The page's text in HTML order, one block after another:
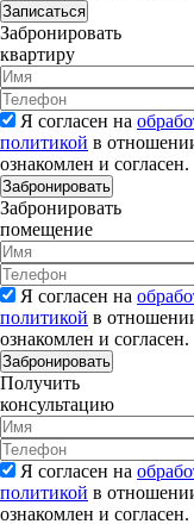
Записаться
Забронировать
квартиру
Я согласен на
политикой в
ознакомлен и согласен.
Забронировать
Забронировать
помещение
Я согласен на
политикой в
ознакомлен и согласен.
Забронировать
Получить
консультацию
Я согласен на
политикой в
ознакомлен и согласен.